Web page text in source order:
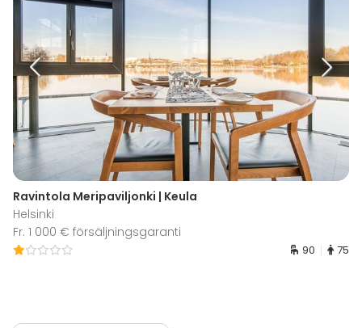
Ravintola Meripaviljonki | Keula
Helsinki
Fr. 1 000 € försäljningsgaranti
90 75